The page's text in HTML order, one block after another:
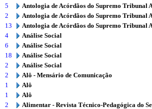
5
Antologia de Acórdãos do Supremo
2
Antologia de Acórdãos do Supremo
13
Antologia de Acórdãos do Supremo
4
Análise Social
6
Análise Social
18
Análise Social
2
Análise Social
2
Alô - Mensário de Comunicação
1
Alô
1
Alô
2
Alimentar - Revista Técnico-Pedagógica do